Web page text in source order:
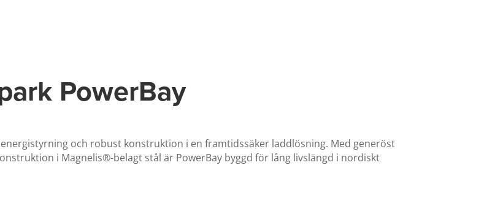
PowerBay
och robust konstruktion i en framtidssäker laddlösning. Med generöst
i Magnelis®-belagt stål är PowerBay byggd för lång livslängd i nordiskt